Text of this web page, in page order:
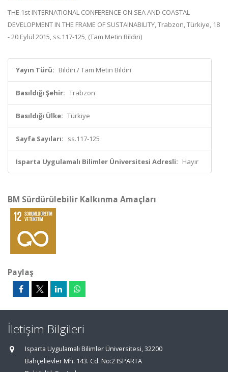
THE 1st INTERNATIONAL CONFERENCE ON SEA AND COASTAL
DEVELOPMENT IN THE FRAME OF SUSTAINABILITY, Trabzon, Türkiye, 18
- 20 Eylül 2015, ss.117-125, (Tam Metin Bildiri)
Yayın Türü: Bildiri / Tam Metin Bildiri
Basıldığı Şehir: Trabzon
Basıldığı Ülke: Türkiye
Sayfa Sayıları: ss.117-125
Isparta Uygulamalı Bilimler Üniversitesi Adresli: Hayır
BM Sürdürülebilir Kalkınma Amaçları
Paylaş
İletişim Bilgileri
Isparta Uygulamalı Bilimler Üniversitesi, 32200
Bahçelievler Mh. 143. Cd. No:2 ISPARTA